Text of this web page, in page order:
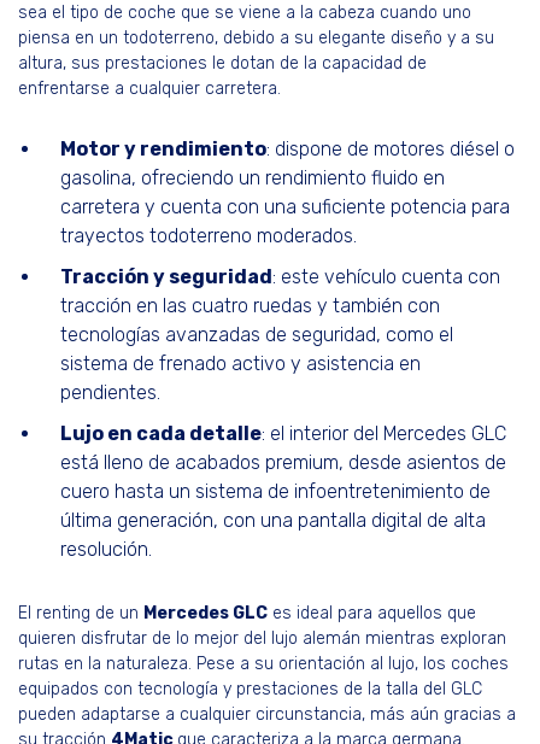
sea el tipo de coche que se viene a la cabeza cuando uno
piensa en un todoterreno, debido a su elegante diseño y a su
altura, sus prestaciones le dotan de la capacidad de
enfrentarse a cualquier carretera.
Motor y rendimiento: dispone de motores diésel o
gasolina, ofreciendo un rendimiento fluido en
carretera y cuenta con una suficiente potencia para
trayectos todoterreno moderados.
Tracción y seguridad: este vehículo cuenta con
tracción en las cuatro ruedas y también con
tecnologías avanzadas de seguridad, como el
sistema de frenado activo y asistencia en
pendientes.
Lujo en cada detalle: el interior del Mercedes GLC
está lleno de acabados premium, desde asientos de
cuero hasta un sistema de infoentretenimiento de
última generación, con una pantalla digital de alta
resolución.
El renting de un Mercedes GLC es ideal para aquellos que
quieren disfrutar de lo mejor del lujo alemán mientras exploran
rutas en la naturaleza. Pese a su orientación al lujo, los coches
equipados con tecnología y prestaciones de la talla del GLC
pueden adaptarse a cualquier circunstancia, más aún gracias a
su tracción 4Matic que caracteriza a la marca germana.